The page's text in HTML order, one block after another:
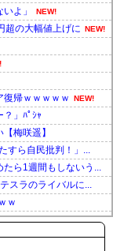
よ」 NEW!
超の大幅値上げに NEW!
復帰ｗｗｗｗｗ NEW!
」ﾊﾟｼｬ
梅咲遥】
すら自民批判！」...
ら1週間もしないう...
スラのライバルに...
ｗ